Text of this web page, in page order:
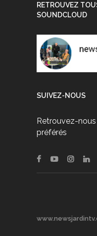
RETROUVEZ
SOUNDCLOUD
SUIVEZ-NOUS
Retrouvez-
préférés